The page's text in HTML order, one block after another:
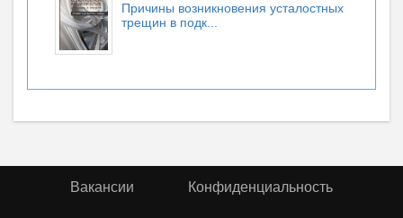
Причины возникновения усталостных
трещин в подк...
Вакансии Конфиденциальность